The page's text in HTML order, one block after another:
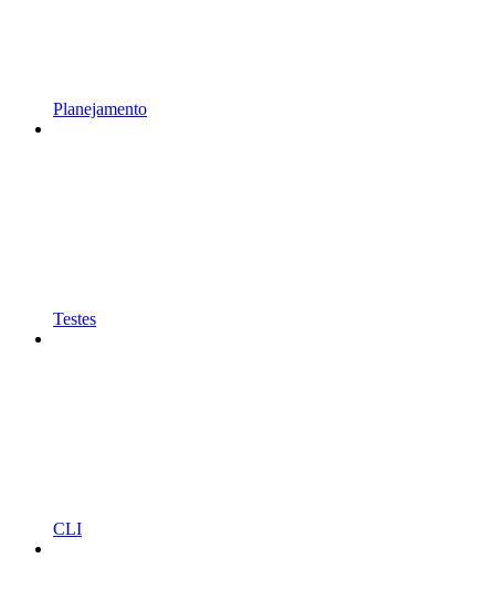
Planejamento
Testes
CLI